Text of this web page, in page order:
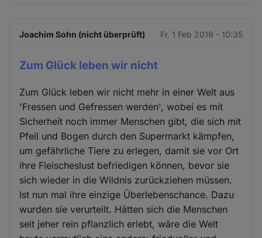
Joachim Sohn (nicht überprüft) Fr. 1 Feb 2019 - 10:35
Zum Glück leben wir nicht
Zum Glück leben wir nicht mehr in einer Welt aus
'Fressen und Gefressen werden', wobei es mit
Sicherheit noch immer Menschen gibt, die sich mit
Pfeil und Bogen durch den Supermarkt kämpfen,
um gefährliche Tiere zu erlegen, damit sie vor Ort
ihre Fleischeslust befriedigen können, bevor sie
sich wieder in die Wildnis zurückziehen müssen.
Ist nun mal ihre einzige Überlebenschance. Dazu
wurden sie verurteilt. Hätten sich die Menschen
seit jeher rein pflanzlich erlebt, wäre die Welt